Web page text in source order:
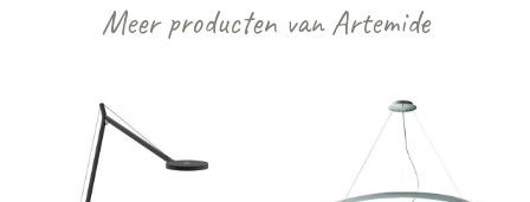
Meer producten van Artemide